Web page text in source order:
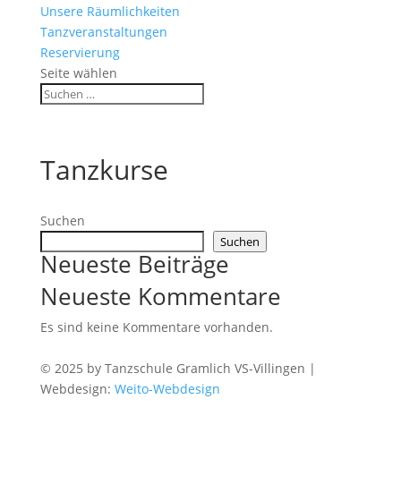
Unsere Räumlichkeiten
Tanzveranstaltungen
Reservierung
Seite wählen
Tanzkurse
Suchen
Suchen
Neueste Beiträge
Neueste Kommentare
Es sind keine Kommentare vorhanden.
© 2025 by Tanzschule Gramlich VS-Villingen |
Webdesign: Weito-Webdesign